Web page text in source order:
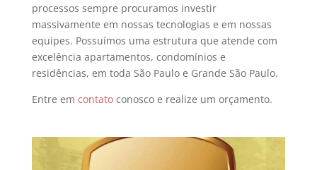
processos sempre procuramos investir
massivamente em nossas tecnologias e em nossas
equipes. Possuímos uma estrutura que atende com
excelência apartamentos, condomínios e
residências, em toda São Paulo e Grande São Paulo.
Entre em contatoconosco e realize um orçamento.